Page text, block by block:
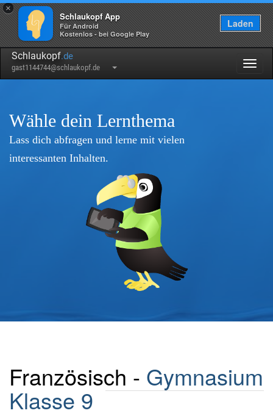
×
Schlaukopf App
Für Android
Kostenlos - bei Google Play
Laden
Schlaukopf.de
gast1144744@schlaukopf.de
Wähle dein Lernthema
Lass dich abfragen und lerne mit vielen
interessanten Inhalten.
Französisch - Gymnasium
Klasse 9